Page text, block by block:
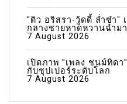
"ดิว อริสรา-วู้ดดี้ ล่ำซำ"
กลางชายหาดหวานฉ่ำม
7 August 2026
เปิดภาพ "เพลง ชนม์ทิด
กับซุปเปอร์ระดับโลก
7 August 2026